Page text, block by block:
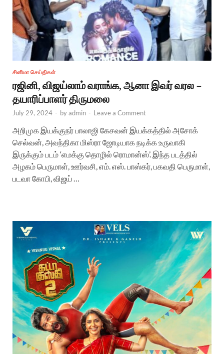
சினிமா செய்திகள்
ரஜினி, விஜய்லாம் வராங்க, ஆனா இவர் வரல –
தயாரிப்பாளர் திருமலை
July 29, 2024 - byadmin - Leave a Comment
அறிமுக இயக்குநர் பாலாஜி கேசவன் இயக்கத்தில் அசோக்
செல்வன், அவந்திகா மிஸ்ரா ஜோடியாக நடிக்க உருவாகி
இருக்கும் படம் ‘எமக்கு தொழில் ரொமான்ஸ்’. இந்த படத்தில்
அழகம் பெருமாள், ஊர்வசி, எம். எஸ். பாஸ்கர், பகவதி பெருமாள்,
படவா கோபி, விஜய் …